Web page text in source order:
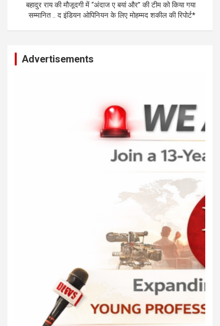
बहादुर राय की मौजूदगी में “अंदाज ए बयां और” की टीम को किया गया
सम्मानित .. द इंडियन ओपिनियन के लिए मोहम्मद शकील की रिपोर्ट*
Advertisements